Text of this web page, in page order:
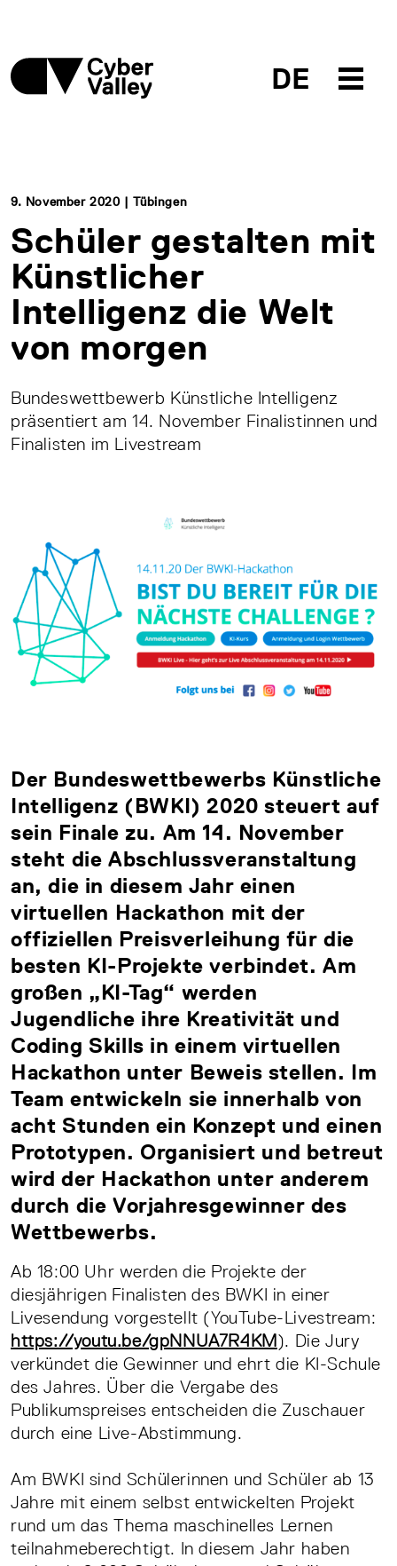
DE
9. November 2020 | Tübingen
Schüler gestalten mit
Künstlicher
Intelligenz die Welt
von morgen
Bundeswettbewerb Künstliche Intelligenz
präsentiert am 14. November Finalistinnen und
Finalisten im Livestream
Der Bundeswettbewerbs Künstliche
Intelligenz (BWKI) 2020 steuert auf
sein Finale zu. Am 14. November
steht die Abschlussveranstaltung
an, die in diesem Jahr einen
virtuellen Hackathon mit der
offiziellen Preisverleihung für die
besten KI-Projekte verbindet. Am
großen „KI-Tag“ werden
Jugendliche ihre Kreativität und
Coding Skills in einem virtuellen
Hackathon unter Beweis stellen. Im
Team entwickeln sie innerhalb von
acht Stunden ein Konzept und einen
Prototypen. Organisiert und betreut
wird der Hackathon unter anderem
durch die Vorjahresgewinner des
Wettbewerbs.
Ab 18:00 Uhr werden die Projekte der
diesjährigen Finalisten des BWKI in einer
Livesendung vorgestellt (YouTube-Livestream:
https://youtu.be/gpNNUA7R4KM). Die Jury
verkündet die Gewinner und ehrt die KI-Schule
des Jahres. Über die Vergabe des
Publikumspreises entscheiden die Zuschauer
durch eine Live-Abstimmung.
Am BWKI sind Schülerinnen und Schüler ab 13
Jahre mit einem selbst entwickelten Projekt
rund um das Thema maschinelles Lernen
teilnahmeberechtigt. In diesem Jahr haben